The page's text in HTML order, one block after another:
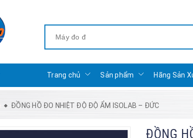
Trang chủ Sản phẩm Hãng Sản
ĐỒNG HỒ ĐO NHIỆT ĐỘ ĐỘ ẨM ISOLAB – ĐỨC
ĐỒNG